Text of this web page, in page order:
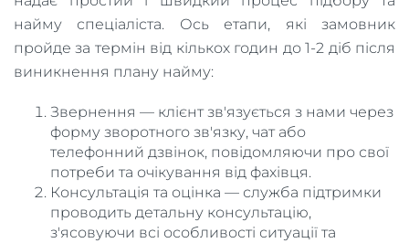
найму спеціаліста. Ось етапи, які замовник
пройде за термін від кількох годин до 1-2 діб після
виникнення плану найму:
Звернення — клієнт зв'язується з нами через
форму зворотного зв'язку, чат або
телефонний дзвінок, повідомляючи про свої
потреби та очікування від фахівця.
Консультація та оцінка — служба підтримки
проводить детальну консультацію,
з'ясовуючи всі особливості ситуації та